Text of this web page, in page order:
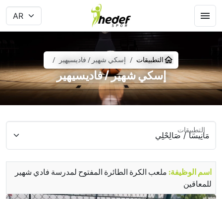
التطبيقات إسكي شهير / فاديسيهير
إسكي شهير / فاديسيهير
التطبيقات
اسم الوظيفة: ملعب الكرة الطائرة المفتوح لمدرسة فادي شهير
للمعاقين